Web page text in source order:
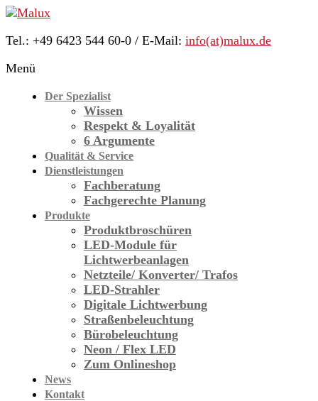
Skip
content
Malux
Innovative
Lichttechnik
Tel.: +49 6423 544 60-0 / E-Mail: info(at)malux.de
Menü
Der Spezialist
Wissen
Respekt & Loyalität
6 Argumente
Qualität & Service
Dienstleistungen
Fachberatung
Fachgerechte Planung
Produkte
Produktbroschüren
LED-Module für
Licht­werbe­anlagen
Netzteile/ Konverter/ Trafos
LED-Strahler
Digitale Lichtwerbung
Straßen­beleuchtung
Bürobeleuchtung
Neon / Flex LED
Zum Onlineshop
News
Kontakt